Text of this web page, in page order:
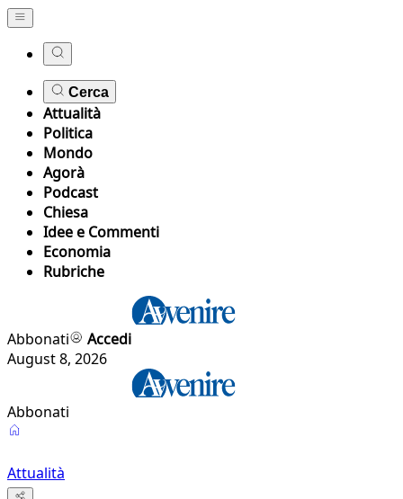
Cerca
Attualità
Politica
Mondo
Agorà
Podcast
Chiesa
Idee e Commenti
Economia
Rubriche
Abbonati
Accedi
August 8, 2026
Abbonati
Attualità